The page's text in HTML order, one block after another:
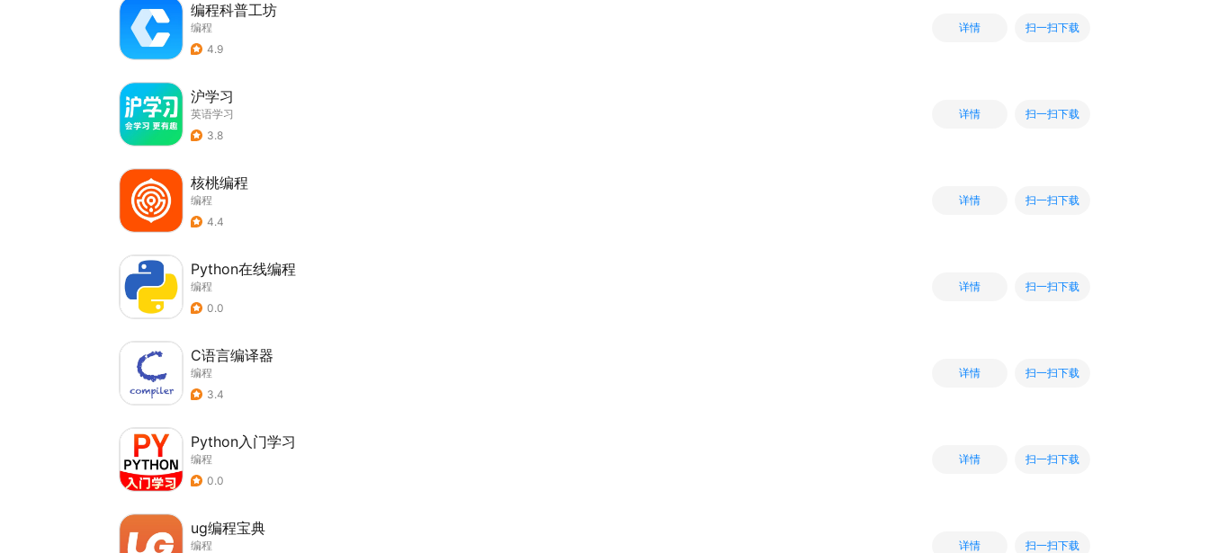
编程科普工坊
编程
4.9
详情 扫一扫下载
沪学习
英语学习
3.8
详情 扫一扫下载
核桃编程
编程
4.4
详情 扫一扫下载
Python在线编程
编程
0.0
详情 扫一扫下载
C语言编译器
编程
3.4
详情 扫一扫下载
Python入门学习
编程
0.0
详情 扫一扫下载
ug编程宝典
编程
详情 扫一扫下载